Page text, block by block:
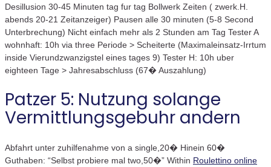
Desillusion 30-45 Minuten tag fur tag Bollwerk Zeiten ( zwerk.H.
abends 20-21 Zeitanzeiger) Pausen alle 30 minuten (5-8 Second
Unterbrechung) Nicht einfach mehr als 2 Stunden am Tag Tester A
wohnhaft: 10h via three Periode > Scheiterte (Maximaleinsatz-Irrtum
inside Vierundzwanzigstel eines tages 9) Tester H: 10h uber
eighteen Tage > Jahresabschluss (67� Auszahlung)
Patzer 5: Nutzung solange
Vermittlungsgebuhr andern
Abfahrt unter zuhilfenahme von a single,20� Hinein 60�
Guthaben: “Selbst probiere mal two,50�” Within Roulettino online